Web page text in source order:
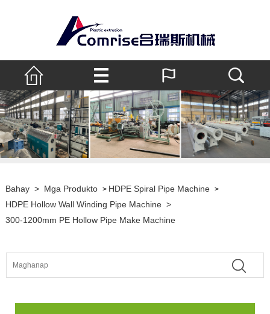
Bahay > Mga Produkto > HDPE Spiral Pipe Machine >
HDPE Hollow Wall Winding Pipe Machine >
300-1200mm PE Hollow Pipe Make Machine